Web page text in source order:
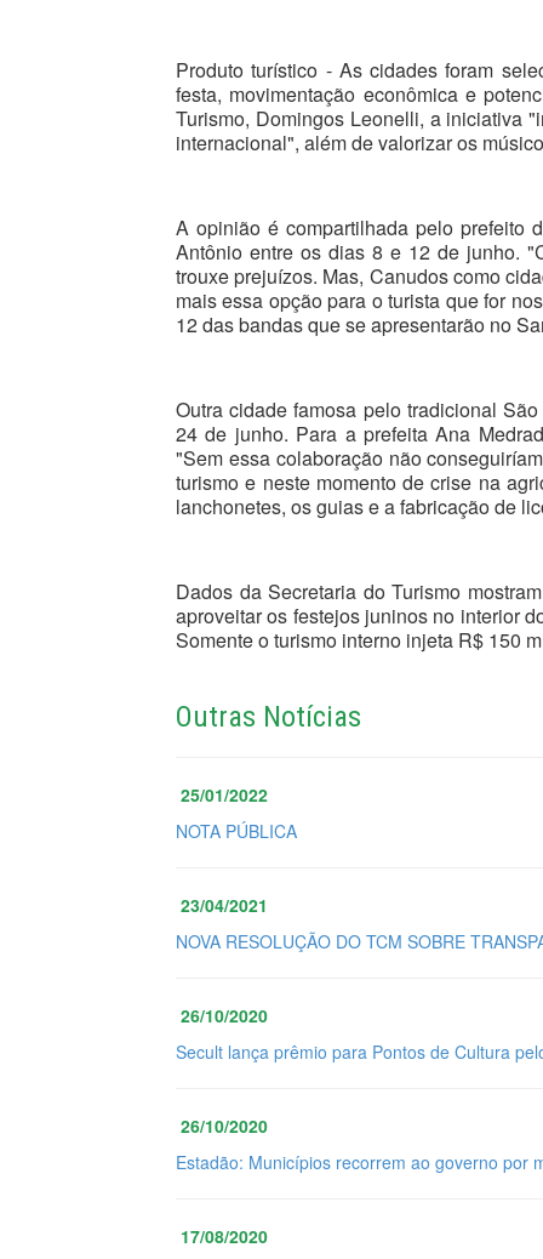
Produto turístico - As cidades foram
festa, movimentação econômica e
Turismo, Domingos Leonelli, a iniciativa
internacional", além de valorizar os
A opinião é compartilhada pelo prefeito
Antônio entre os dias 8 e 12 de junho.
trouxe prejuízos. Mas, Canudos como
mais essa opção para o turista que for
12 das bandas que se apresentarão no
Outra cidade famosa pelo tradicional
24 de junho. Para a prefeita Ana
"Sem essa colaboração não
turismo e neste momento de crise na
lanchonetes, os guias e a fabricação de
Dados da Secretaria do Turismo
aproveitar os festejos juninos no interior
Somente o turismo interno injeta R$ 150
Outras Notícias
25/01/2022
NOTA PÚBLICA
23/04/2021
NOVA RESOLUÇÃO DO TCM SOBRE
26/10/2020
Secult lança prêmio para Pontos de Cultura
26/10/2020
Estadão: Municípios recorrem ao governo por
17/08/2020